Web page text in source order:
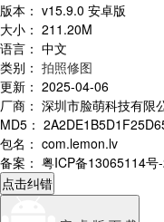
版本 ： v15.9.0 安卓版
大小 ： 211.20M
语言 ： 中文
类别 ： 拍照修图
更新 ： 2025-04-06
厂商 ： 深圳市脸萌科技有限
MD5 ：
包名 ： com.lemon.lv
备案 ： 粤ICP备13065114号
点击纠错